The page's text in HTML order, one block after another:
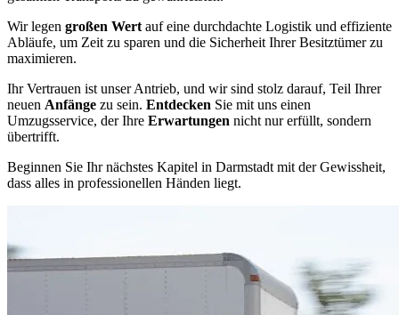
Wir legen großen Wert auf eine durchdachte Logistik und effiziente
Abläufe, um Zeit zu sparen und die Sicherheit Ihrer Besitztümer zu
maximieren.
Ihr Vertrauen ist unser Antrieb, und wir sind stolz darauf, Teil Ihrer
neuen Anfänge zu sein. Entdecken Sie mit uns einen
Umzugsservice, der Ihre Erwartungen nicht nur erfüllt, sondern
übertrifft.
Beginnen Sie Ihr nächstes Kapitel in Darmstadt mit der Gewissheit,
dass alles in professionellen Händen liegt.